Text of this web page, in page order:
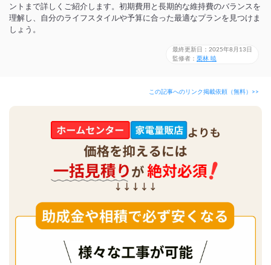
ントまで詳しくご紹介します。初期費用と長期的な維持費のバランスを
理解し、自分のライフスタイルや予算に合った最適なプランを見つけま
しょう。
最終更新日：2025年8月13日
監修者： 栗林 暁
この記事へのリンク掲載依頼（無料）>>